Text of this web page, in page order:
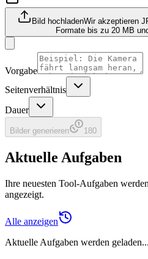
Bild hochladenWir akzeptieren
Formate bis zu 20 MB
Vorgabe
Seitenverhältnis
Dauer
Bilder generieren 180
Aktuelle Aufgaben
Ihre neuesten Tool-Aufgaben
angezeigt.
Alle anzeigen
Aktuelle Aufgaben werden geladen...